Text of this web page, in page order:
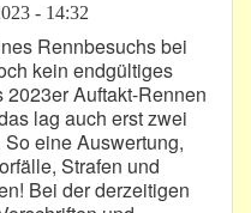
- 14:32
Rennbesuchs bei
kein endgültiges
2023er Auftakt-Rennen
lag auch erst zwei
eine Auswertung,
Strafen und
Bei der derzeitigen